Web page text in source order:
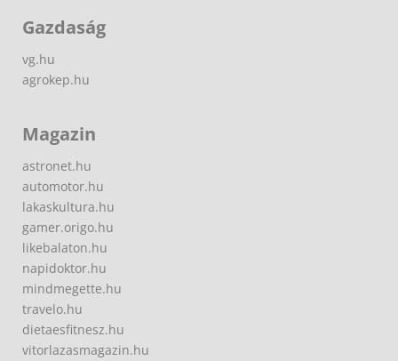
Gazdaság
vg.hu
agrokep.hu
Magazin
astronet.hu
automotor.hu
lakaskultura.hu
gamer.origo.hu
likebalaton.hu
napidoktor.hu
mindmegette.hu
travelo.hu
dietaesfitnesz.hu
vitorlazasmagazin.hu